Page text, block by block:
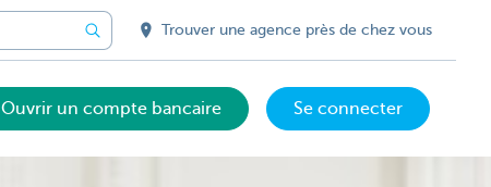
Trouver une agence près de chez vous
Ouvrir un compte bancaire Se connecter